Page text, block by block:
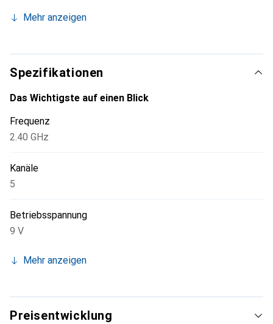
Abmessungen. Damit sind diese Empfänger für den Einbau
prädestiniert.
Mehr anzeigen
Spezifikationen
Das Wichtigste auf einen Blick
Frequenz
2.40 GHz
Kanäle
5
Betriebsspannung
9 V
Mehr anzeigen
Preisentwicklung